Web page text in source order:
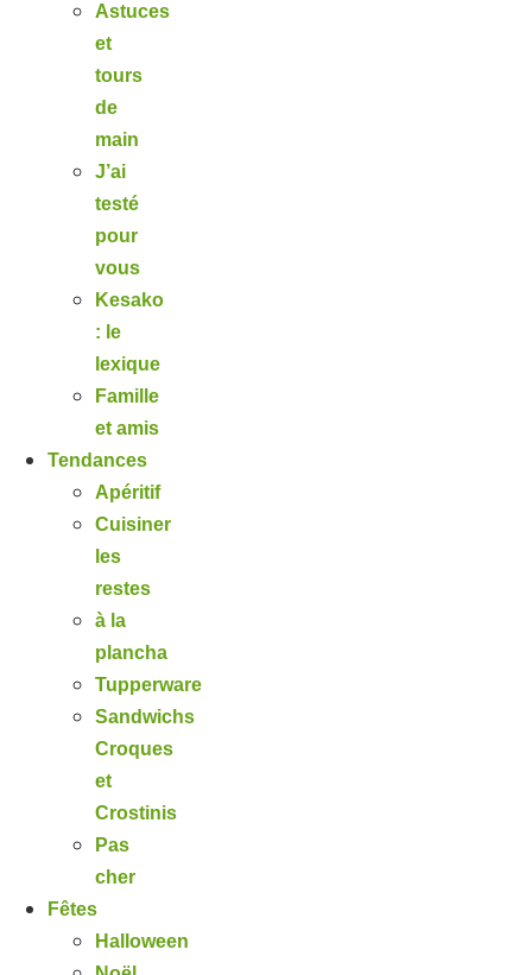
Astuces
et
tours
de
main
J’ai
testé
pour
vous
Kesako
: le
lexique
Famille
et amis
Tendances
Apéritif
Cuisiner
les
restes
à la
plancha
Tupperware
Sandwichs
Croques
et
Crostinis
Pas
cher
Fêtes
Halloween